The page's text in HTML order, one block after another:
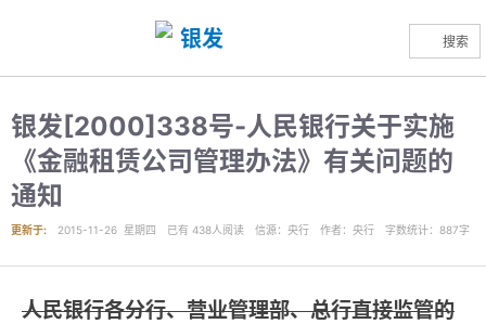
搜索
银发[2000]338号-人民银行关于实施
《金融租赁公司管理办法》有关问题的
通知
更新于: 2015-11-26 星期四 已有 438人阅读 信源：央行 作者：央行 字数统计：887字
人民银行各分行、营业管理部、总行直接监管的